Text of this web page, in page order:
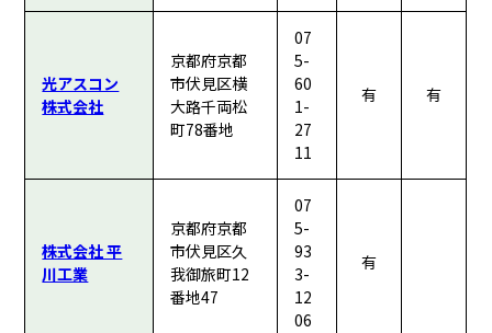
光アスコン
株式会社
京都府京都
市伏見区横
大路千両松
町78番地
07
5-
60
1-
27
11
有 有
株式会社 平
川工業
京都府京都
市伏見区久
我御旅町12
番地47
07
5-
93
3-
12
06
有